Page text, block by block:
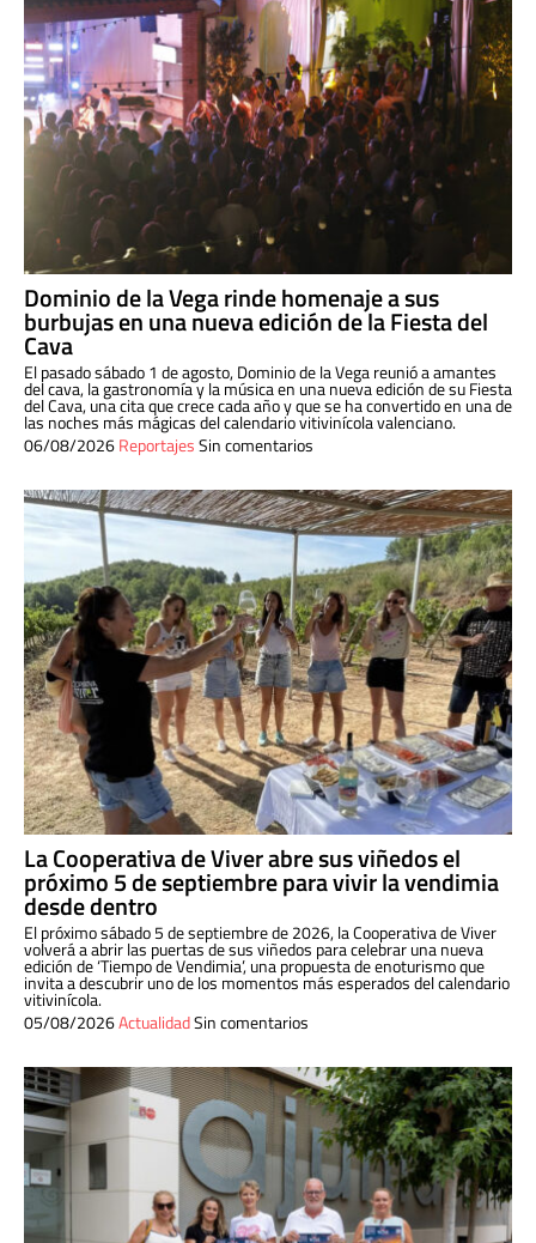
Dominio de la Vega rinde homenaje a sus
burbujas en una nueva edición de la Fiesta del
Cava
El pasado sábado 1 de agosto, Dominio de la Vega reunió a amantes
del cava, la gastronomía y la música en una nueva edición de su Fiesta
del Cava, una cita que crece cada año y que se ha convertido en una de
las noches más mágicas del calendario vitivinícola valenciano.
06/08/2026ReportajesSin comentarios
La Cooperativa de Viver abre sus viñedos el
próximo 5 de septiembre para vivir la vendimia
desde dentro
El próximo sábado 5 de septiembre de 2026, la Cooperativa de Viver
volverá a abrir las puertas de sus viñedos para celebrar una nueva
edición de ‘Tiempo de Vendimia’, una propuesta de enoturismo que
invita a descubrir uno de los momentos más esperados del calendario
vitivinícola.
05/08/2026ActualidadSin comentarios